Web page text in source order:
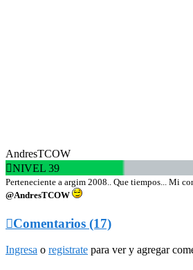
AndresTCOW
NIVEL 39
Perteneciente a argim 2008.. Que tiempos... Mi
@AndresTCOW
Comentarios (17)
Ingresa o registrate para ver y agregar